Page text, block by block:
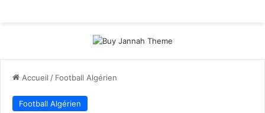
Accueil / Football Algérien
Football Algérien